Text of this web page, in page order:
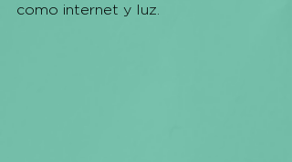
como internet y luz.